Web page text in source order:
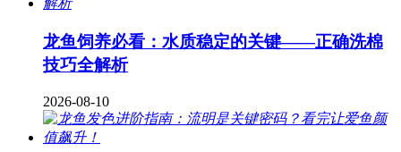
龙鱼饲养必看：水质稳定的关键——正确洗棉
技巧全解析
2026-08-10